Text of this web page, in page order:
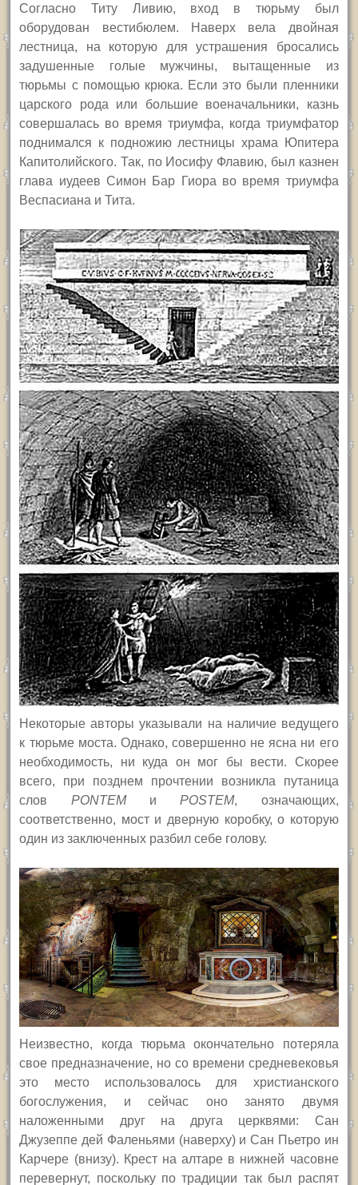
Согласно Титу Ливию, вход в тюрьму был
оборудован вестибюлем. Наверх вела двойная
лестница, на которую для устрашения бросались
задушенные голые мужчины, вытащенные из
тюрьмы с помощью крюка. Если это были пленники
царского рода или большие военачальники, казнь
совершалась во время триумфа, когда триумфатор
поднимался к подножию лестницы храма Юпитера
Капитолийского. Так, по Иосифу Флавию, был казнен
глава иудеев Симон Бар Гиора во время триумфа
Веспасиана и Тита.
Некоторые авторы указывали на наличие ведущего
к тюрьме моста. Однако, совершенно не ясна ни его
необходимость, ни куда он мог бы вести. Скорее
всего, при позднем прочтении возникла путаница
слов PONTEMиPOSTEM, означающих,
соответственно, мост и дверную коробку, о которую
один из заключенных разбил себе голову.
Неизвестно, когда тюрьма окончательно потеряла
свое предназначение, но со времени средневековья
это место использовалось для христианского
богослужения, и сейчас оно занято двумя
наложенными друг на друга церквями: Сан
Джузеппе дей Фаленьями (наверху) и Сан Пьетро ин
Карчере (внизу). Крест на алтаре в нижней часовне
перевернут, поскольку по традиции так был распят